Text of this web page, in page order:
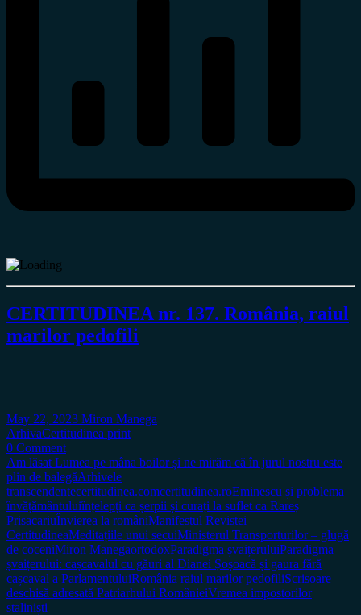
CERTITUDINEA nr. 137. România, raiul
marilor pedofili
May 22, 2023 Miron Manega
ArhivaCertitudinea print
0 Comment
Am lăsat Lumea pe mâna boilor și ne mirăm că în jurul nostru este
plin de balegăArhivele
transcendentecertitudinea.comcertitudinea.roEminescu și problema
învățământuluiînțelepți ca șerpii și curați la suflet ca Rareș
PrisacariuÎnvierea la româniManifestul Revistei
CertitudineaMeditațiile unui secuiMinisterul Transporturilor – glugă
de coceniMiron ManegaortodoxParadigma șvaițeruluiParadigma
șvaițerului: cașcavalul cu găuri al Dianei Șoșoacă și gaura fără
cașcaval a ParlamentuluiRomânia raiul marilor pedofiliScrisoare
deschisă adresată Patriarhului RomânieiVremea impostorilor
staliniști